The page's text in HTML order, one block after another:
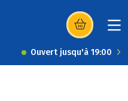
(s’ouvre dans
Ouvert jusqu'à 19:00